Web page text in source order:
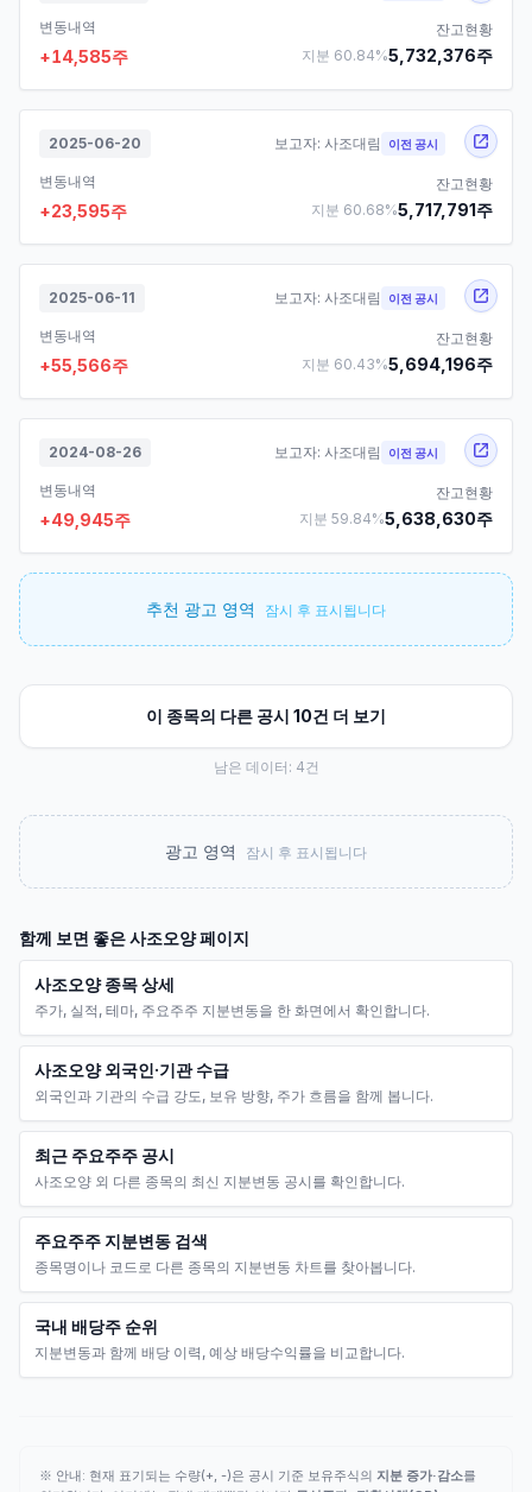
변동내역
+14,585주
잔고현황
지분 60.84%5,732,376주
2025-06-20 보고자: 사조대림 이전 공시
변동내역
+23,595주
잔고현황
지분 60.68%5,717,791주
2025-06-11 보고자: 사조대림 이전 공시
변동내역
+55,566주
잔고현황
지분 60.43%5,694,196주
2024-08-26 보고자: 사조대림 이전 공시
변동내역
+49,945주
잔고현황
지분 59.84%5,638,630주
추천 광고 영역 잠시 후 표시됩니다
이 종목의 다른 공시 10건 더 보기
남은 데이터: 4건
광고 영역 잠시 후 표시됩니다
함께 보면 좋은사조오양페이지
사조오양 종목 상세
주가, 실적, 테마, 주요주주 지분변동을 한 화면에서 확인합니다.
사조오양 외국인·기관 수급
외국인과 기관의 수급 강도, 보유 방향, 주가 흐름을 함께 봅니다.
최근 주요주주 공시
사조오양 외 다른 종목의 최신 지분변동 공시를 확인합니다.
주요주주 지분변동 검색
종목명이나 코드로 다른 종목의 지분변동 차트를 찾아봅니다.
국내 배당주 순위
지분변동과 함께 배당 이력, 예상 배당수익률을 비교합니다.
※ 안내: 현재 표기되는 수량(+, -)은 공시 기준 보유주식의 지분 증가·감소를